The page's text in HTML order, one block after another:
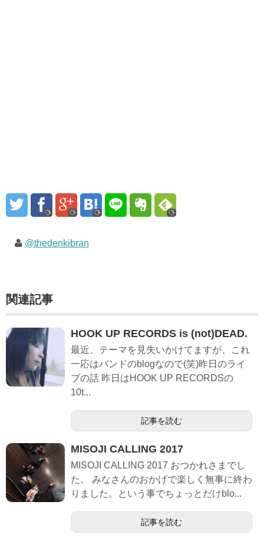
@thedenkibran
関連記事
HOOK UP RECORDS is (not)DEAD.
最近、テーマを見失いかけてますが、これ
一応はバンドのblogなので(笑)昨日のライ
ブの話 昨日はHOOK UP RECORDSの
10t...
記事を読む
MISOJI CALLING 2017
MISOJI CALLING 2017 おつかれさまでし
た。 みなさんのおかげで楽しく無事に終わ
りました。という事でちょっとだけblo...
記事を読む